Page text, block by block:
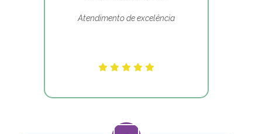
Atendimento de excelência